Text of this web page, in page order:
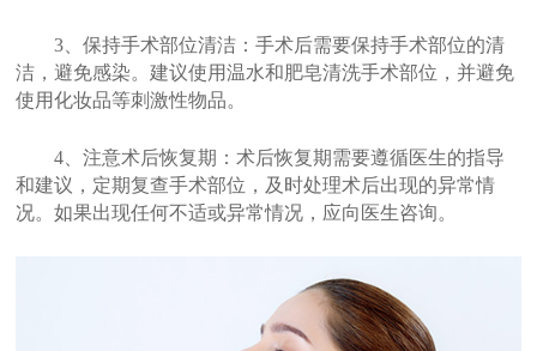
3、保持手术部位清洁：手术后需要保持手术部位的清
洁，避免感染。建议使用温水和肥皂清洗手术部位，并避免
使用化妆品等刺激性物品。
4、注意术后恢复期：术后恢复期需要遵循医生的指导
和建议，定期复查手术部位，及时处理术后出现的异常情
况。如果出现任何不适或异常情况，应向医生咨询。